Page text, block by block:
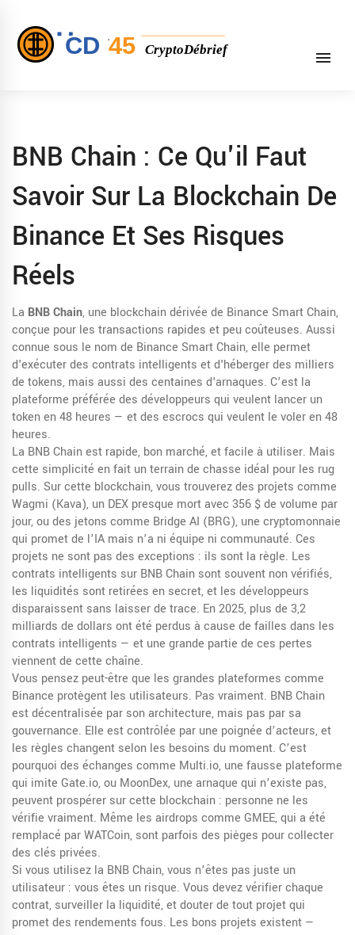
BNB Chain : Ce Qu'il Faut
Savoir Sur La Blockchain De
Binance Et Ses Risques
Réels
La BNB Chain, une blockchain dérivée de Binance Smart Chain,
conçue pour les transactions rapides et peu coûteuses. Aussi
connue sous le nom de Binance Smart Chain, elle permet
d'exécuter des contrats intelligents et d'héberger des milliers
de tokens, mais aussi des centaines d'arnaques. C’est la
plateforme préférée des développeurs qui veulent lancer un
token en 48 heures — et des escrocs qui veulent le voler en 48
heures.
La BNB Chain est rapide, bon marché, et facile à utiliser. Mais
cette simplicité en fait un terrain de chasse idéal pour les rug
pulls. Sur cette blockchain, vous trouverez des projets comme
Wagmi (Kava), un DEX presque mort avec 356 $ de volume par
jour, ou des jetons comme Bridge AI (BRG), une cryptomonnaie
qui promet de l’IA mais n’a ni équipe ni communauté. Ces
projets ne sont pas des exceptions : ils sont la règle. Les
contrats intelligents sur BNB Chain sont souvent non vérifiés,
les liquidités sont retirées en secret, et les développeurs
disparaissent sans laisser de trace. En 2025, plus de 3,2
milliards de dollars ont été perdus à cause de failles dans les
contrats intelligents — et une grande partie de ces pertes
viennent de cette chaîne.
Vous pensez peut-être que les grandes plateformes comme
Binance protègent les utilisateurs. Pas vraiment. BNB Chain
est décentralisée par son architecture, mais pas par sa
gouvernance. Elle est contrôlée par une poignée d’acteurs, et
les règles changent selon les besoins du moment. C’est
pourquoi des échanges comme Multi.io, une fausse plateforme
qui imite Gate.io, ou MoonDex, une arnaque qui n’existe pas,
peuvent prospérer sur cette blockchain : personne ne les
vérifie vraiment. Même les airdrops comme GMEE,qui a été
remplacé par WATCoin, sont parfois des pièges pour collecter
des clés privées.
Si vous utilisez la BNB Chain, vous n’êtes pas juste un
utilisateur : vous êtes un risque. Vous devez vérifier chaque
contrat, surveiller la liquidité, et douter de tout projet qui
promet des rendements fous. Les bons projets existent —